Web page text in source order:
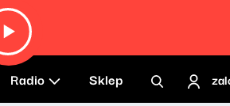
Radio Sklep